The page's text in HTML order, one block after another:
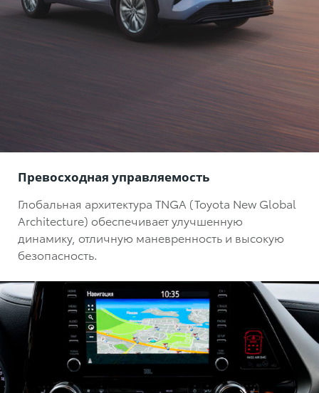
Превосходная управляемость
Глобальная архитектура TNGA (Toyota New Global
Architecture) обеспечивает улучшенную
динамику, отличную маневренность и высокую
безопасность.